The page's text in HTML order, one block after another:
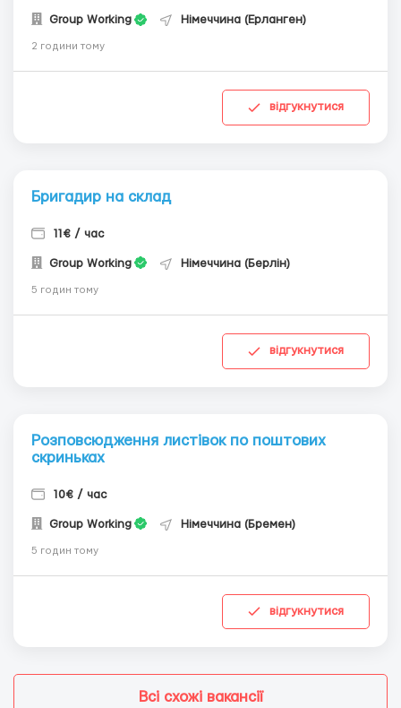
Group Working Німеччина (Ерланген)
2 години тому
відгукнутися
Бригадир на склад
11€ / час
Group Working Німеччина (Берлін)
5 годин тому
відгукнутися
Розповсюдження листівок по поштових
скриньках
10€ / час
Group Working Німеччина (Бремен)
5 годин тому
відгукнутися
Всі схожі вакансії